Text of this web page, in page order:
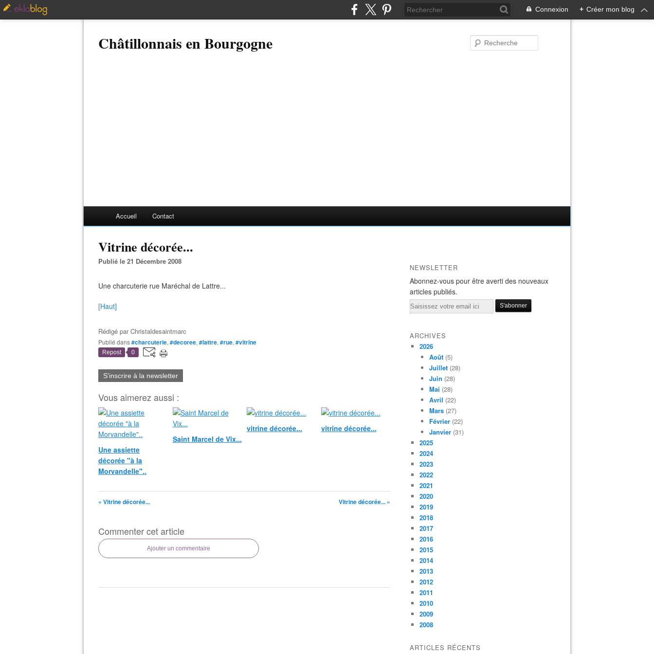
Connexion + Créer mon blog
Châtillonnais en Bourgogne
Accueil Contact
Vitrine décorée...
Publié le 21 Décembre 2008
Une charcuterie rue Maréchal de Lattre...
[Haut]
Rédigé parChristaldesaintmarc
Publié dans#charcuterie, #decoree, #lattre, #rue, #vitrine
Repost 0
S'inscrire à la newsletter
Vous aimerez aussi :
Une assiette
décorée "à la
Morvandelle"..
Saint Marcel de Vix...
vitrine décorée... vitrine décorée...
« Vitrine décorée... Vitrine décorée... »
Commenter cet article
Ajouter un commentaire
NEWSLETTER
Abonnez-vous pour être averti des nouveaux
articles publiés.
Email
ARCHIVES
2026
Août (5)
Juillet (28)
Juin (28)
Mai (28)
Avril (22)
Mars (27)
Février (22)
Janvier (31)
2025
2024
2023
2022
2021
2020
2019
2018
2017
2016
2015
2014
2013
2012
2011
2010
2009
2008
ARTICLES RÉCENTS